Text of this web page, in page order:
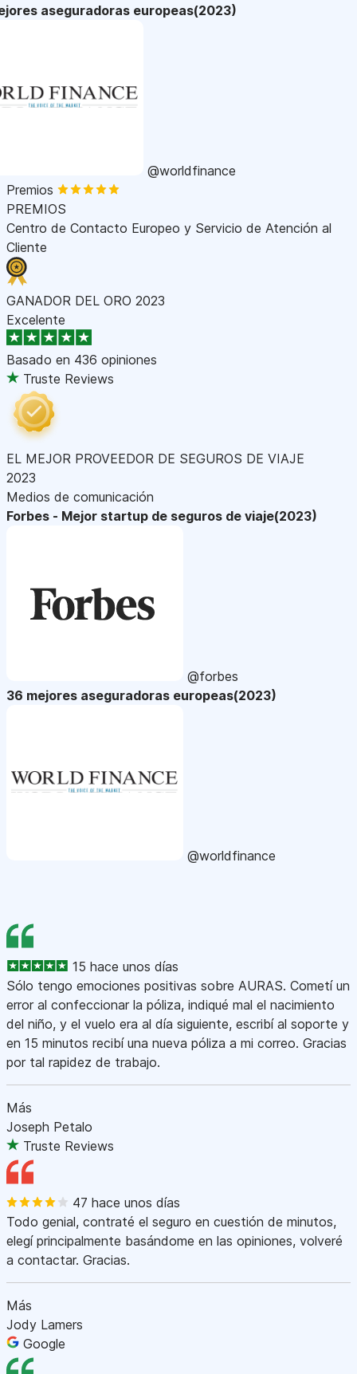
aseguradoras europeas(2023)
@worldfinance
Premios
PREMIOS
Centro de Contacto Europeo y Servicio de Atención al
Cliente
GANADOR DEL ORO 2023
Excelente
Basado en 436 opiniones
Truste Reviews
EL MEJOR PROVEEDOR DE SEGUROS DE VIAJE
2023
Medios de comunicación
Forbes - Mejor startup de seguros de viaje(2023)
@forbes
36 mejores aseguradoras europeas(2023)
@worldfinance
15 hace unos días
Sólo tengo emociones positivas sobre AURAS. Cometí un
error al confeccionar la póliza, indiqué mal el nacimiento
del niño, y el vuelo era al día siguiente, escribí al soporte y
en 15 minutos recibí una nueva póliza a mi correo. Gracias
por tal rapidez de trabajo.
Más
Joseph Petalo
Truste Reviews
47 hace unos días
Todo genial, contraté el seguro en cuestión de minutos,
elegí principalmente basándome en las opiniones, volveré
a contactar. Gracias.
Más
Jody Lamers
Google